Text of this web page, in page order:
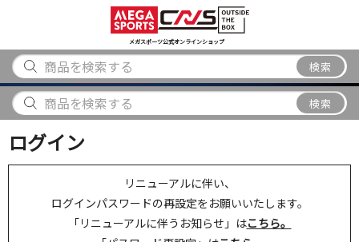
メガスポーツ公式オンラインショップ
検索
アウトドア
から探す
ブランド
から探す
検索
ログイン
リニューアルに伴い、
ログインパスワードの再設定をお願いいたします。
「リニューアルに伴うお知らせ」はこちら。